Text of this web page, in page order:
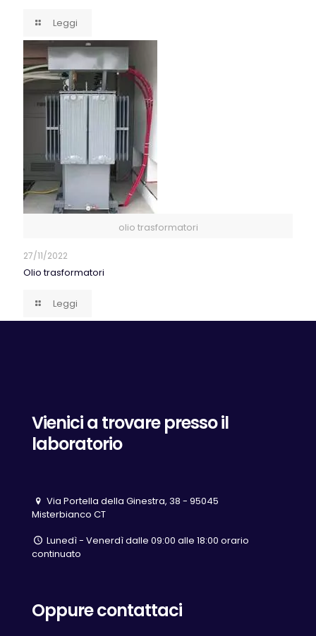
Leggi
olio trasformatori
27/11/2022
Olio trasformatori
Leggi
Vienici a trovare presso il
laboratorio
Via Portella della Ginestra, 38 - 95045
Misterbianco CT
Lunedì - Venerdì dalle 09:00 alle 18:00 orario
continuato
Oppure contattaci